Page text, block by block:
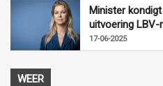
Minister
uitvoering LBV-
17-06-2025
WEER